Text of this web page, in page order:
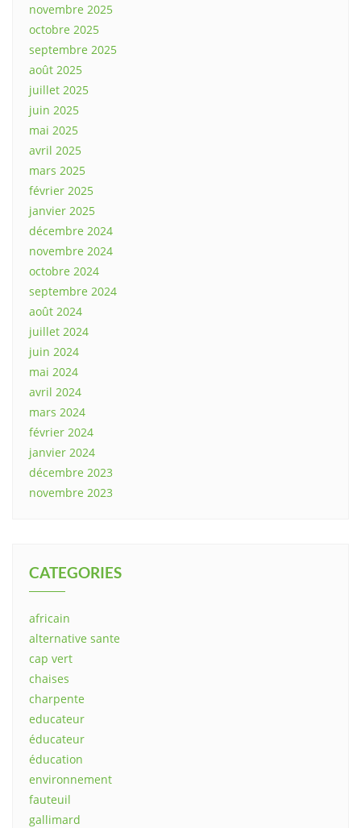
novembre 2025
octobre 2025
septembre 2025
août 2025
juillet 2025
juin 2025
mai 2025
avril 2025
mars 2025
février 2025
janvier 2025
décembre 2024
novembre 2024
octobre 2024
septembre 2024
août 2024
juillet 2024
juin 2024
mai 2024
avril 2024
mars 2024
février 2024
janvier 2024
décembre 2023
novembre 2023
CATEGORIES
africain
alternative sante
cap vert
chaises
charpente
educateur
éducateur
éducation
environnement
fauteuil
gallimard